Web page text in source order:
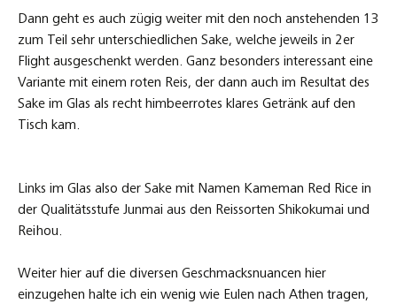
Dann geht es auch zügig weiter mit den noch anstehenden 13
zum Teil sehr unterschiedlichen Sake, welche jeweils in 2er
Flight ausgeschenkt werden. Ganz besonders interessant eine
Variante mit einem roten Reis, der dann auch im Resultat des
Sake im Glas als recht himbeerrotes klares Getränk auf den
Tisch kam.
Links im Glas also der Sake mit Namen Kameman Red Rice in
der Qualitätsstufe Junmai aus den Reissorten Shikokumai und
Reihou.
Weiter hier auf die diversen Geschmacksnuancen hier
einzugehen halte ich ein wenig wie Eulen nach Athen tragen,